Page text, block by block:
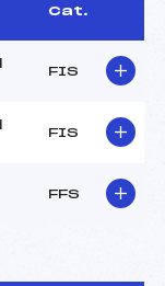
Cat.
FIS
FIS
FFS